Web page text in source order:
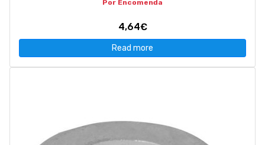
Por Encomenda
4,64€
Read more